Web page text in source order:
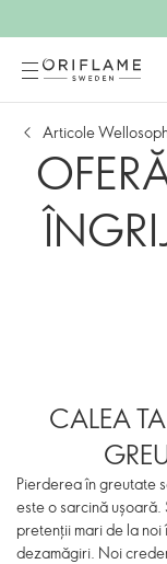
Articole
CALEA
Pierderea în greutate
este o sarcină
pretenții mari de la
dezamăgiri. Noi